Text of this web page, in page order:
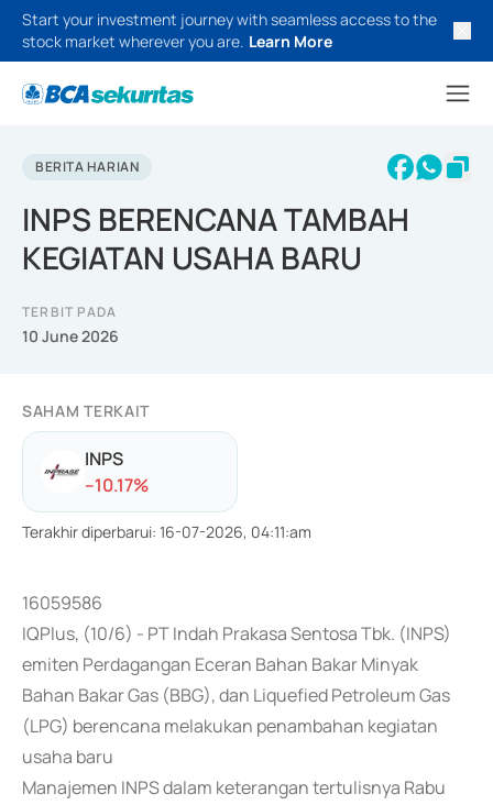
Start your investment journey with seamless access to the
stock market wherever you are. Learn More
BERITA HARIAN
INPS BERENCANA TAMBAH
KEGIATAN USAHA BARU
TERBIT PADA
10 June 2026
SAHAM TERKAIT
INPS
--10.17%
Terakhir diperbarui: 16-07-2026, 04:11:am
16059586
IQPlus, (10/6) - PT Indah Prakasa Sentosa Tbk. (INPS)
emiten Perdagangan Eceran Bahan Bakar Minyak
Bahan Bakar Gas (BBG), dan Liquefied Petroleum Gas
(LPG) berencana melakukan penambahan kegiatan
usaha baru
Manajemen INPS dalam keterangan tertulisnya Rabu